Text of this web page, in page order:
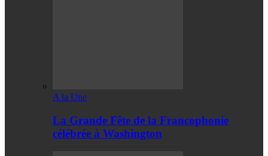
A la Une
La Grande Fête de la Francophonie
célébrée à Washington